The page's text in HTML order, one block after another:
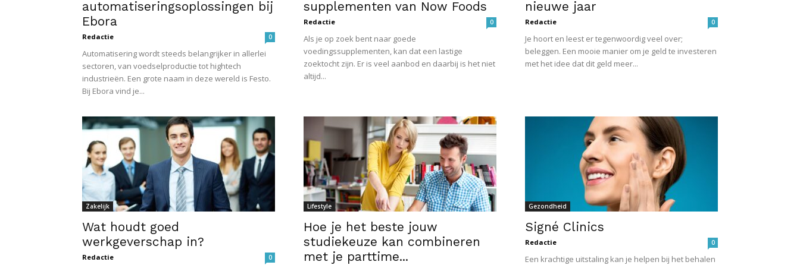
automatiseringsoplossingen bij
Ebora
Redactie 0
Automatisering wordt steeds belangrijker in allerlei
sectoren, van voedselproductie tot hightech
industrieën. Een grote naam in deze wereld is Festo.
Bij Ebora vind je...
supplementen van Now Foods
Redactie 0
Als je op zoek bent naar goede
voedingssupplementen, kan dat een lastige
zoektocht zijn. Er is veel aanbod en daarbij is het niet
altijd...
nieuwe jaar
Redactie 0
Je hoort en leest er tegenwoordig veel over;
beleggen. Een mooie manier om je geld te investeren
met het idee dat dit geld meer...
Zakelijk
Wat houdt goed
werkgeverschap in?
Redactie 0
Lifestyle
Hoe je het beste jouw
studiekeuze kan combineren
met je parttime...
Gezondheid
Signé Clinics
Redactie 0
Een krachtige uitstaling kan je helpen bij het behalen